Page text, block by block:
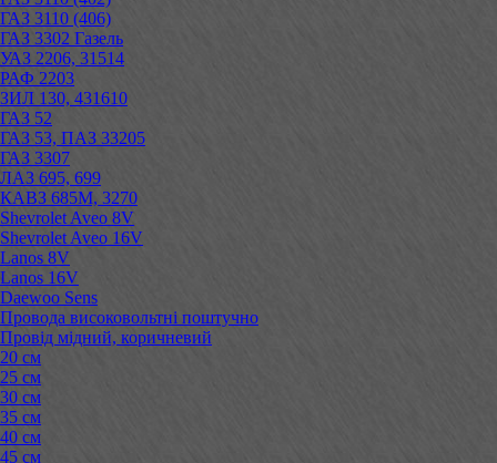
ГАЗ 3110 (406)
ГАЗ 3302 Газель
УАЗ 2206, 31514
РАФ 2203
ЗИЛ 130, 431610
ГАЗ 52
ГАЗ 53, ПАЗ 33205
ГАЗ 3307
ЛАЗ 695, 699
КАВЗ 685М, 3270
Shevrolet Aveo 8V
Shevrolet Aveo 16V
Lanos 8V
Lanos 16V
Daewoo Sens
Провода високовольтні поштучно
Провід мідний, коричневий
20 см
25 см
30 см
35 см
40 см
45 см